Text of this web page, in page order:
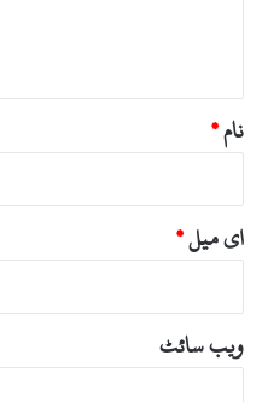
نام*
ای میل*
ویب‌ سائٹ